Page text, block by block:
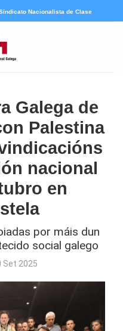
Nacionalista de Clase
Galega de
Palestina
nacional
en
por máis dun
social galego
Set 2025